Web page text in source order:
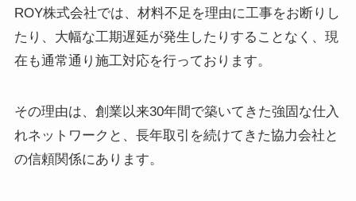
ROY株式会社では、材料不足を理由に工事をお断りし
たり、大幅な工期遅延が発生したりすることなく、現
在も通常通り施工対応を行っております。
その理由は、創業以来30年間で築いてきた強固な仕入
れネットワークと、長年取引を続けてきた協力会社と
の信頼関係にあります。